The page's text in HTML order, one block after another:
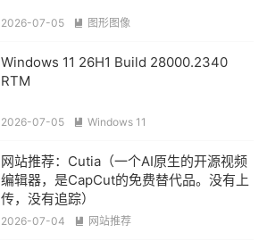
2026-07-05  图形图像
Windows 11 26H1 Build 28000.2340
RTM
2026-07-05  Windows 11
网站推荐：Cutia（一个AI原生的开源视频
编辑器，是CapCut的免费替代品。没有上
传，没有追踪）
2026-07-04  网站推荐